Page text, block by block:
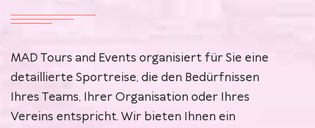
MAD Tours and Events organisiert für Sie eine
detaillierte Sportreise, die den Bedürfnissen
Ihres Teams, Ihrer Organisation oder Ihres
Vereins entspricht. Wir bieten Ihnen ein